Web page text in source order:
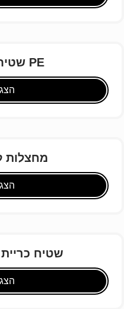
שטיח כריית זהב PE
מחצלות
שטיח